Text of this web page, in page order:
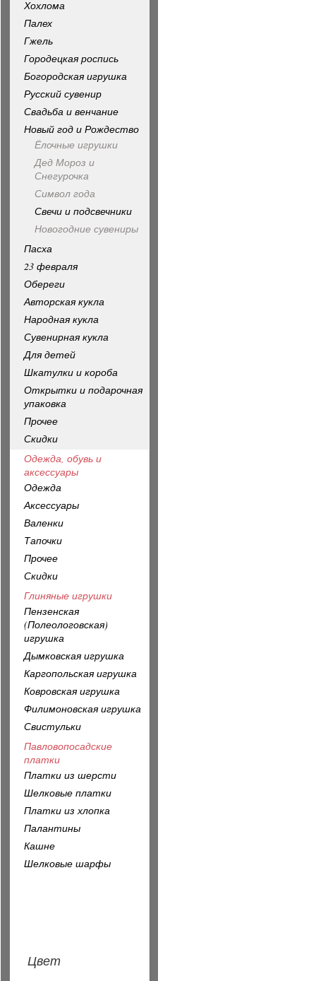
Хохлома
Палех
Гжель
Городецкая роспись
Богородская игрушка
Русский сувенир
Свадьба и венчание
Новый год и Рождество
Ёлочные игрушки
Дед Мороз и
Снегурочка
Символ года
Свечи и подсвечники
Новогодние сувениры
Пасха
23 февраля
Обереги
Авторская кукла
Народная кукла
Сувенирная кукла
Для детей
Шкатулки и короба
Открытки и подарочная
упаковка
Прочее
Скидки
Одежда, обувь и
аксессуары
Одежда
Аксессуары
Валенки
Тапочки
Прочее
Скидки
Глиняные игрушки
Пензенская
(Полеологовская)
игрушка
Дымковская игрушка
Каргопольская игрушка
Ковровская игрушка
Филимоновская игрушка
Свистульки
Павловопосадские
платки
Платки из шерсти
Шелковые платки
Платки из хлопка
Палантины
Кашне
Шелковые шарфы
Цвет